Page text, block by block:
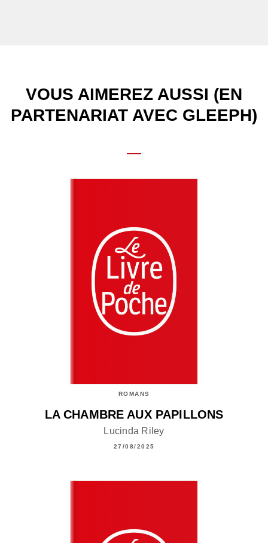
VOUS AIMEREZ AUSSI (EN
PARTENARIAT AVEC GLEEPH)
ROMANS
LA CHAMBRE AUX PAPILLONS
Lucinda Riley
27/08/2025